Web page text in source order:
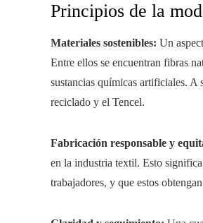
Principios de la
Materiales sostenibles: Un
Entre ellos se encuentran fibras
sustancias químicas artificiales. A
reciclado y el Tencel.
Fabricación responsable y
en la industria textil. Esto significa
trabajadores, y que estos